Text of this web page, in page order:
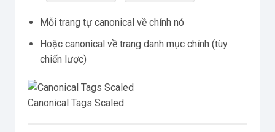
Mỗi trang tự canonical về chính nó
Hoặc canonical về trang danh mục chính (tùy
chiến lược)
Canonical Tags Scaled